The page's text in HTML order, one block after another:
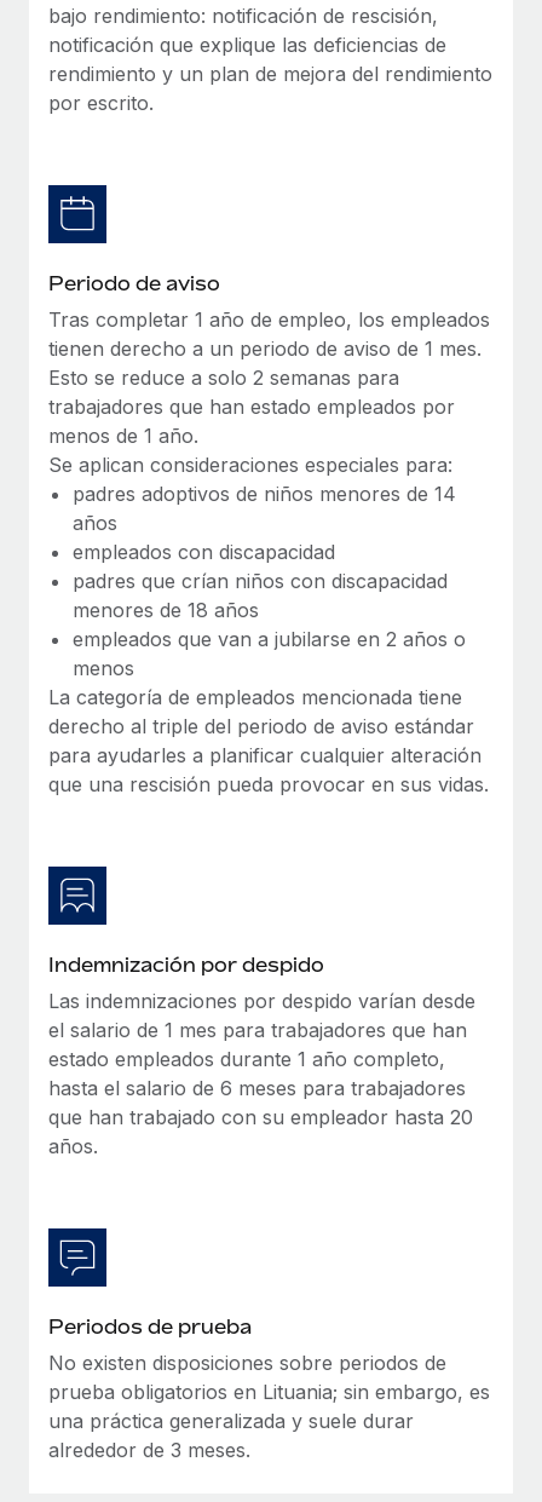
Gestión de dispositivos
Proporciona dispositivos tecnológicos y contrólalos
en todo el mundo.
Abre entidades conforme a la legalidad enseguida.
Movilidad y reubicación
Reubica a los empleados con facilidad.
Prestaciones
Gestiona las prestaciones de los empleados sin
complicaciones.
Impuestos
Explora el blog
Novedades de producto de Remote:
Integraciones con Gusto y Xero y Contractor
Management Plus
La misión de Remote sigue siendo ayudar a empresas de
todos los tamaños a contratar, gestionar y...
Más información
con Remote
Gestionar las nóminas internamente es complicado. Tardas
semanas en hacerlo manualmente y, al mes...
Más información
bajo rendimiento: notificación de rescisión,
notificación que explique las deficiencias de
rendimiento y un plan de mejora del rendimiento
por escrito.
Periodo de aviso
Tras completar 1 año de empleo, los empleados
tienen derecho a un periodo de aviso de 1 mes.
Esto se reduce a solo 2 semanas para
trabajadores que han estado empleados por
menos de 1 año.
Se aplican consideraciones especiales para:
padres adoptivos de niños menores de 14
años
empleados con discapacidad
padres que crían niños con discapacidad
menores de 18 años
empleados que van a jubilarse en 2 años o
menos
La categoría de empleados mencionada tiene
derecho al triple del periodo de aviso estándar
para ayudarles a planificar cualquier alteración
que una rescisión pueda provocar en sus vidas.
Indemnización por despido
Las indemnizaciones por despido varían desde
el salario de 1 mes para trabajadores que han
estado empleados durante 1 año completo,
hasta el salario de 6 meses para trabajadores
que han trabajado con su empleador hasta 20
años.
Periodos de prueba
No existen disposiciones sobre periodos de
prueba obligatorios en Lituania; sin embargo, es
una práctica generalizada y suele durar
alrededor de 3 meses.